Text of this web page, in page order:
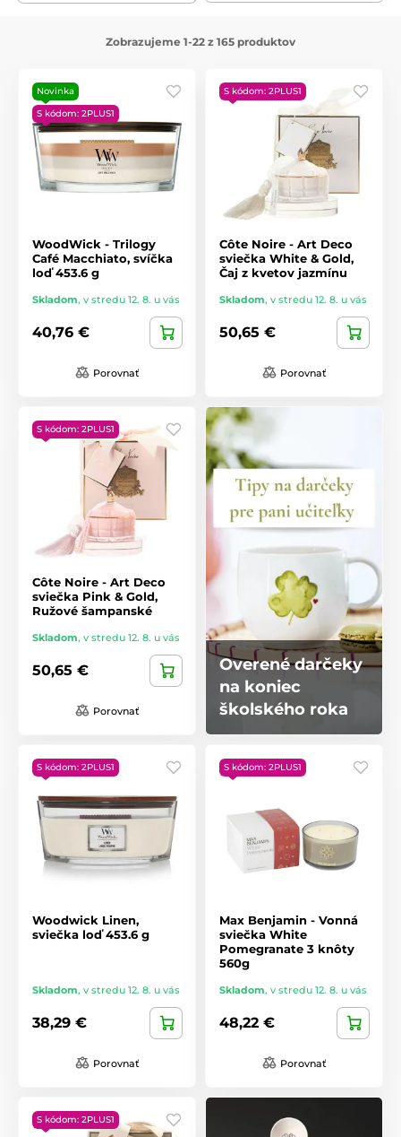
Zobrazujeme 1-22 z 165 produktov
Novinka
S kódom: 2PLUS1
WoodWick - Trilogy
Café Macchiato, svíčka
loď 453.6 g
Skladom, v stredu 12. 8. u vás
40,76 €
Porovnať
S kódom: 2PLUS1
Côte Noire - Art Deco
sviečka White & Gold,
Čaj z kvetov jazmínu
Skladom, v stredu 12. 8. u vás
50,65 €
Porovnať
S kódom: 2PLUS1
Côte Noire - Art Deco
sviečka Pink & Gold,
Ružové šampanské
Skladom, v stredu 12. 8. u vás
50,65 €
Porovnať
Overené darčeky
na koniec
školského roka
S kódom: 2PLUS1
Woodwick Linen,
sviečka loď 453.6 g
Skladom, v stredu 12. 8. u vás
38,29 €
Porovnať
S kódom: 2PLUS1
Max Benjamin - Vonná
sviečka White
Pomegranate 3 knôty
560g
Skladom, v stredu 12. 8. u vás
48,22 €
Porovnať
S kódom: 2PLUS1